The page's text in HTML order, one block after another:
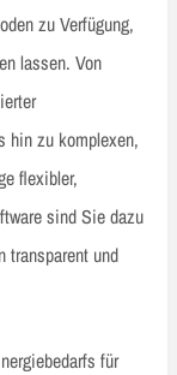
zu Verfügung,
lassen. Von
hin zu komplexen,
flexibler,
sind Sie dazu
transparent und
für